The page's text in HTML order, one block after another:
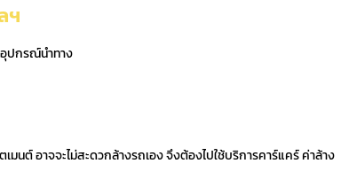
ฯ
ปกรณ์นำทาง
ต์ อาจจะไม่สะดวกล้างรถเอง จึงต้องไปใช้บริการคาร์แคร์ ค่าล้าง